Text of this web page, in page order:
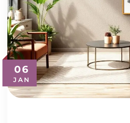
06
JAN